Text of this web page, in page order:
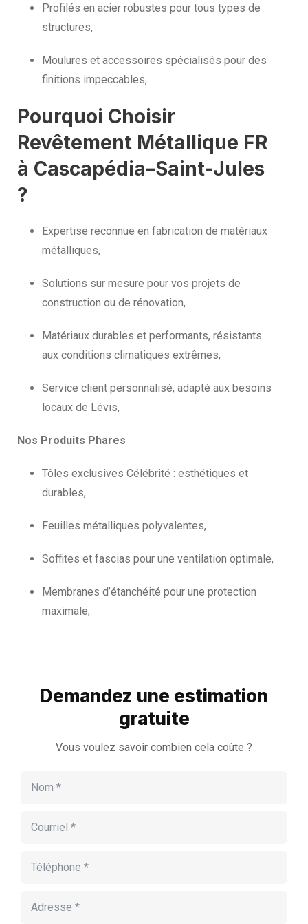
Profilés en acier robustes pour tous types de
structures,
Moulures et accessoires spécialisés pour des
finitions impeccables,
Pourquoi Choisir
Revêtement Métallique FR
à Cascapédia–Saint-Jules
?
Expertise reconnue en fabrication de matériaux
métalliques,
Solutions sur mesure pour vos projets de
construction ou de rénovation,
Matériaux durables et performants, résistants
aux conditions climatiques extrêmes,
Service client personnalisé, adapté aux besoins
locaux de Lévis,
Nos Produits Phares
Tôles exclusives Célébrité : esthétiques et
durables,
Feuilles métalliques polyvalentes,
Soffites et fascias pour une ventilation optimale,
Membranes d’étanchéité pour une protection
maximale,
Demandez une estimation
gratuite
Vous voulez savoir combien cela coûte ?